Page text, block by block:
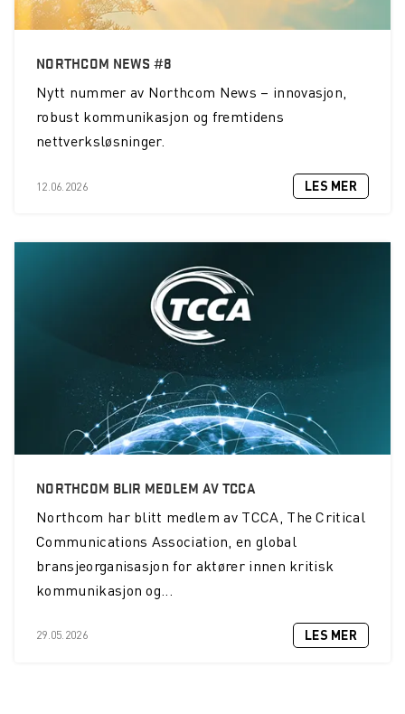
NORTHCOM NEWS #8
Nytt nummer av Northcom News – innovasjon,
robust kommunikasjon og fremtidens
nettverksløsninger.
12.06.2026 LES MER
NORTHCOM BLIR MEDLEM AV TCCA
Northcom har blitt medlem av TCCA, The Critical
Communications Association, en global
bransjeorganisasjon for aktører innen kritisk
kommunikasjon og...
29.05.2026 LES MER